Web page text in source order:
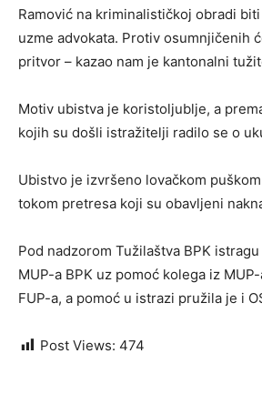
Ramović na kriminalističkoj obradi
uzme advokata. Protiv osumnjičenih
pritvor – kazao nam je kantonalni
Motiv ubistva je koristoljublje, a
kojih su došli istražitelji radilo se o
Ubistvo je izvršeno lovačkom
tokom pretresa koji su obavljeni
Pod nadzorom Tužilaštva BPK
MUP-a BPK uz pomoć kolega iz
FUP-a, a pomoć u istrazi pružila je i
Post Views: 474